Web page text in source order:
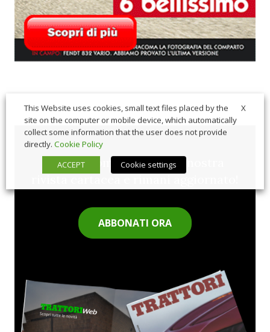
Sfoglia comodamente la nostra
rivista cartacea e rimani aggiornato!
ABBONATI ORA
X
This Website uses cookies, small text files placed by the
site on the computer or mobile device, which automatically
collect some information that the user does not provide
directly. Cookie Policy
ACCEPT
Cookie settings